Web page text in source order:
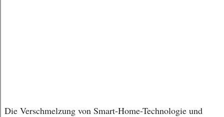
Die Verschmelzung von Smart-Home-Technologie und